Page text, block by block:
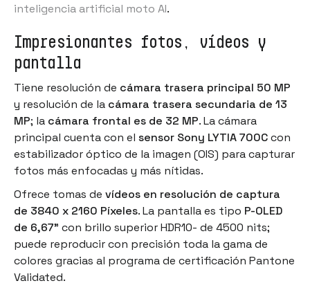
inteligencia artificial moto AI.
Impresionantes fotos, vídeos y
pantalla
Tiene resolución de cámara trasera principal 50 MP
y resolución de la cámara trasera secundaria de 13
MP; la cámara frontal es de 32 MP. La cámara
principal cuenta con el sensor Sony LYTIA 700Ccon
estabilizador óptico de la imagen (OIS) para capturar
fotos más enfocadas y más nítidas.
Ofrece tomas de vídeos en resolución de captura
de 3840 x 2160 Píxeles. La pantalla es tipo P-OLED
de 6,67” con brillo superior HDR10- de 4500 nits;
puede reproducir con precisión toda la gama de
colores gracias al programa de certificación Pantone
Validated.